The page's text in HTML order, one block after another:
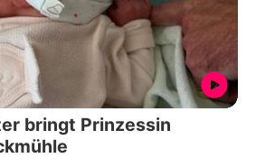
bringt Prinzessin